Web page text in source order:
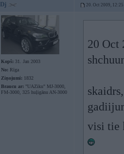
Dj 20. Oct 2009, 12:25
Kopš: 31. Jan 2003
No: Rīga
Ziņojumi: 1832
Braucu ar: "UAZiku" MJ-3000,
FM-3000, 325 huļigānu AN-3000
20 Oct
visi tie